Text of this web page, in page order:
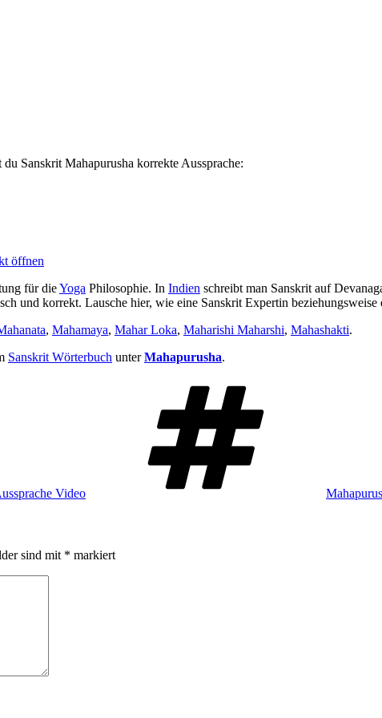
Sanskrit Mahapurusha korrekte Aussprache:
öffnen
für dieYoga Philosophie. In Indien schreibt man Sanskrit auf
und korrekt. Lausche hier, wie eine Sanskrit Expertin
, Mahamaya, Mahar Loka, Maharishi Maharshi, Mahashakti.
Sanskrit Wörterbuch unterMahapurusha.
Video
sind mit * markiert